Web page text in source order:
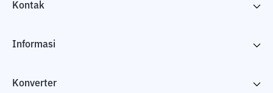
Kontak
Informasi
Konverter